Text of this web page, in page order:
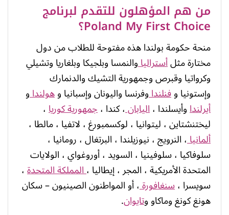
من هم المؤهلون للتقدم لبرنامج
Poland My First Choice؟
منحة حكومة بولندا هذه مفتوحة للطلاب من دول
مختارة مثلأسترالياوالنمسا وبلجيكا وبلغاريا وتشيلي
وكرواتيا وقبرص وجمهورية التشيك والدنمارك
وإستونيا وفنلنداوفرنسا واليونان وإسبانيا وهولنداو
أيرلنداوأيسلندا ،اليابان، كندا ،جمهورية كوريا،
ليختنشتاين ، ليتوانيا ، لوكسمبورغ ، لاتفيا ، مالطا ،
ألمانيا، النرويج ، نيوزيلندا ، البرتغال ، رومانيا ،
سلوفاكيا ، سلوفينيا ، السويد ، أوروغواي ، الولايات
المتحدة الأمريكية ، المجر ، إيطاليا ،المملكة المتحدة،
سويسرا ،سنغافورة، أو المواطنون الصينيون – سكان
هونغ كونغ وماكاو وتايوان.